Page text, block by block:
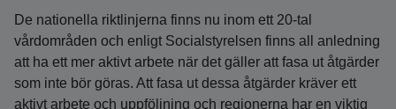
De nationella riktlinjerna finns nu inom ett 20-tal
vårdområden och enligt Socialstyrelsen finns all anledning
att ha ett mer aktivt arbete när det gäller att fasa ut åtgärder
som inte bör göras. Att fasa ut dessa åtgärder kräver ett
aktivt arbete och uppföljning och regionerna har en viktig